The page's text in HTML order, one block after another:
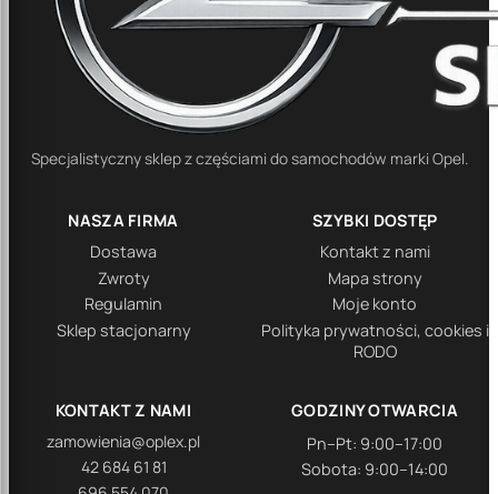
Specjalistyczny sklep z częściami do samochodów marki Opel.
NASZA FIRMA
Dostawa
Zwroty
Regulamin
Sklep stacjonarny
SZYBKI DOSTĘP
Kontakt z nami
Mapa strony
Moje konto
Polityka prywatności, cookies i
RODO
KONTAKT Z NAMI
zamowienia@oplex.pl
42 684 61 81
GODZINY OTWARCIA
Pn–Pt: 9:00–17:00
Sobota: 9:00–14:00